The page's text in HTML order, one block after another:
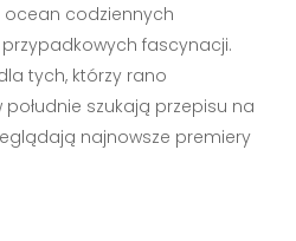
ocean codziennych
fascynacji.
tych, którzy rano
szukają przepisu na
najnowsze premiery